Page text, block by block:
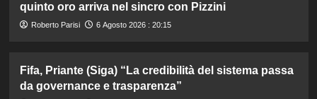
quinto oro arriva nel sincro con Pizzini
Roberto Parisi 6 Agosto 2026 : 20:15
Fifa, Priante (Siga) “La credibilità del sistema passa
da governance e trasparenza”